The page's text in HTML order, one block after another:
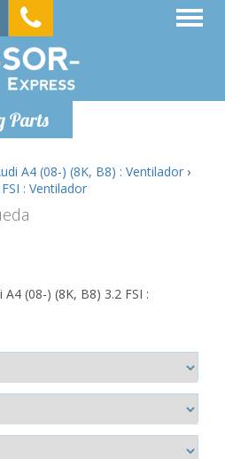
Parts
A4 (08-) (8K, B8) : Ventilador ›
: Ventilador
A4 (08-) (8K, B8) 3.2 FSI :